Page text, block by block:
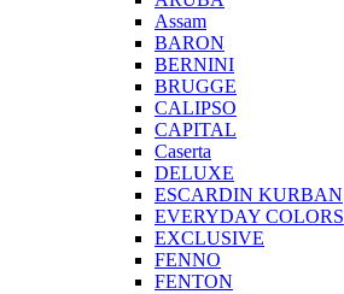
Assam
BARON
BERNINI
BRUGGE
CALIPSO
CAPITAL
Caserta
DELUXE
ESCARDIN KURBAN
EVERYDAY COLORS
EXCLUSIVE
FENNO
FENTON